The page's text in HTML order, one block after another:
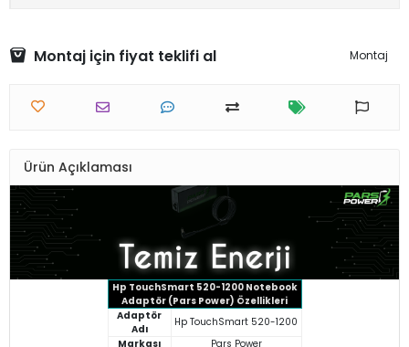
Montaj için fiyat teklifi al Montaj
Ürün Açıklaması
Hp TouchSmart 520-1200 Notebook
Adaptör (Pars Power) Özellikleri
Adaptör
Adı
Hp TouchSmart 520-1200
Markası
Pars Power